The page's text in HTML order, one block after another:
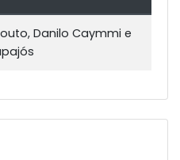
Danilo Caymmi e